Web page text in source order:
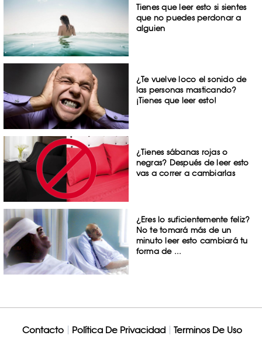
Tienes que leer esto si sientes
que no puedes perdonar a
alguien
¿Te vuelve loco el sonido de
las personas masticando?
¡Tienes que leer esto!
¿Tienes sábanas rojas o
negras? Después de leer esto
vas a correr a cambiarlas
¿Eres lo suficientemente feliz?
No te tomará más de un
minuto leer esto cambiará tu
forma de ...
Contacto Política De Privacidad Terminos De Uso